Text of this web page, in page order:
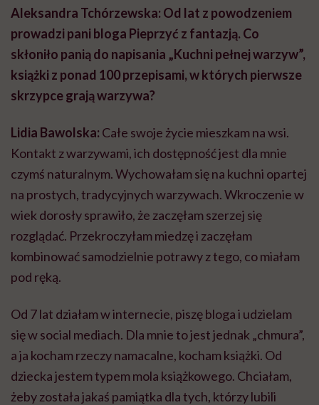
Aleksandra Tchórzewska: Od lat z powodzeniem
prowadzi pani bloga Pieprzyć z fantazją. Co
skłoniło panią do napisania „Kuchni pełnej warzyw”,
książki z ponad 100 przepisami, w których pierwsze
skrzypce grają warzywa?
Lidia Bawolska: Całe swoje życie mieszkam na wsi.
Kontakt z warzywami, ich dostępność jest dla mnie
czymś naturalnym. Wychowałam się na kuchni opartej
na prostych, tradycyjnych warzywach. Wkroczenie w
wiek dorosły sprawiło, że zaczęłam szerzej się
rozglądać. Przekroczyłam miedzę i zaczęłam
kombinować samodzielnie potrawy z tego, co miałam
pod ręką.
Od 7 lat działam w internecie, piszę bloga i udzielam
się w social mediach. Dla mnie to jest jednak „chmura”,
a ja kocham rzeczy namacalne, kocham książki. Od
dziecka jestem typem mola książkowego. Chciałam,
żeby została jakaś pamiątka dla tych, którzy lubili